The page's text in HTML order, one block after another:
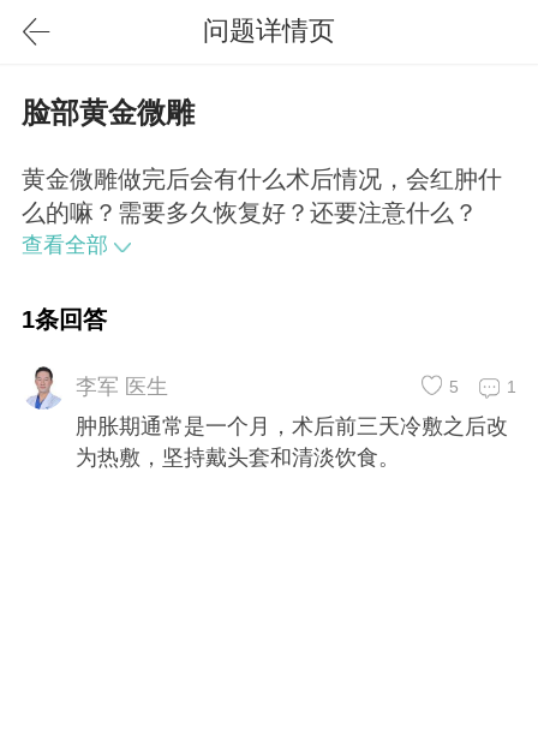
问题详情页
脸部黄金微雕
黄金微雕做完后会有什么术后情况，会红肿什
么的嘛？需要多久恢复好？还要注意什么？
查看全部
1条回答
李军 医生 1
5
肿胀期通常是一个月，术后前三天冷敷之后改
为热敷，坚持戴头套和清淡饮食。